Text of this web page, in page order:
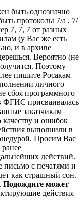
быть однозначно
протоколы 7/а , 7/
7, 7, 7 от разных
(у Вас же есть
и в архиве
Вероятно (не
Поэтому
пишите Росакам
личного
сбоя программного
ФГИС присваивалась
заказчикам
качеству и ошибок
выполнили в
Просим Вас
действий.
письмо с печатями и
как страшный сон.
Подождите может
действия